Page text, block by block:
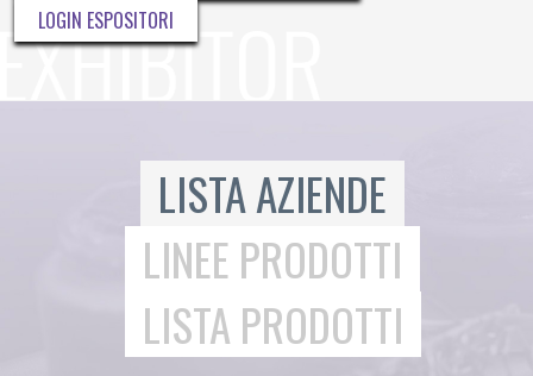
LOGIN ESPOSITORI
LISTA AZIENDE
LINEE PRODOTTI
LISTA PRODOTTI